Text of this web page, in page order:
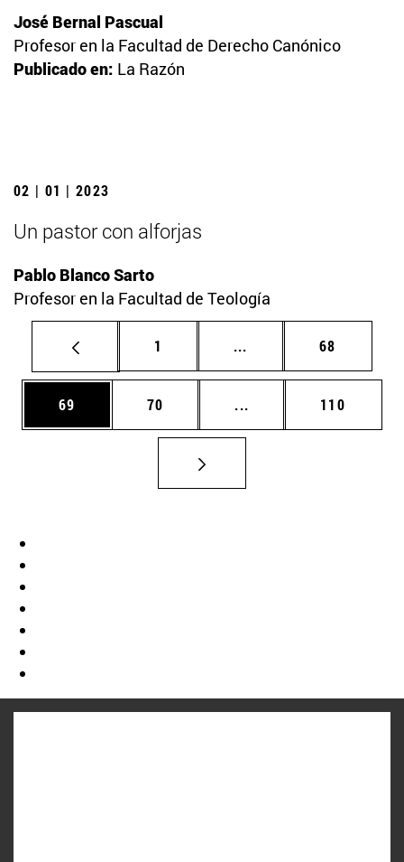
José Bernal Pascual
Profesor en la Facultad de Derecho Canónico
Publicado en: La Razón
02 | 01 | 2023
Un pastor con alforjas
Pablo Blanco Sarto
Profesor en la Facultad de Teología
Página
1 ... Páginas intermedias
Página
68
Página
69 Página
70 ... Páginas intermedias
Página
110